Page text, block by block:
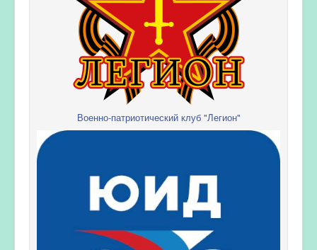
Военно-патриотический клуб "Легион"